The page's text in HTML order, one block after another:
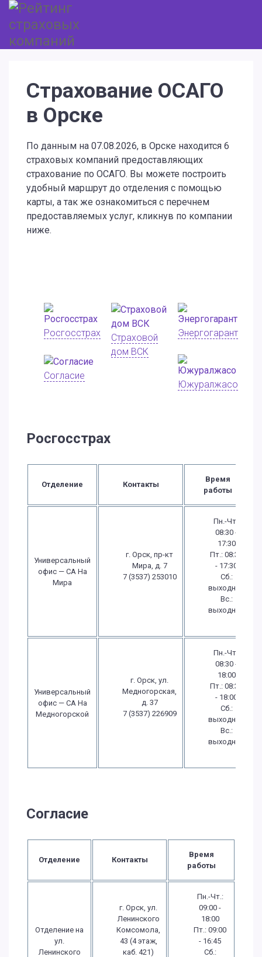
Страхование ОСАГО
в Орске
По данным на 07.08.2026, в Орске находится 6
страховых компаний предоставляющих
страхование по ОСАГО. Вы можете построить
удобный маршрут до отделения с помощью
карты, а так же ознакомиться с перечнем
предоставляемых услуг, кликнув по компании
ниже.
Росгосстрах
Согласие
Страховой
дом ВСК
Энергогарант
Южуралжасо
Росгосстрах
Отделение Контакты
Время
работы
Универсальный
офис — СА На
Мира
г. Орск, пр-кт
Мира, д. 7
7 (3537) 253010
Пн.-Чт.:
08:30 -
17:30
Пт.: 08:30
- 17:30
Сб.:
выходной
Вс.:
выходной
Универсальный
офис — СА На
Медногорской
г. Орск, ул.
Медногорская,
д. 37
7 (3537) 226909
Пн.-Чт.:
08:30 -
18:00
Пт.: 08:30
- 18:00
Сб.:
выходной
Вс.:
выходной
Согласие
Отделение Контакты
Время
работы
Отделение на
ул.
Ленинского
г. Орск, ул.
Ленинского
Комсомола,
43 (4 этаж,
каб. 421)
Пн.-Чт.:
09:00 -
18:00
Пт.: 09:00
- 16:45
Сб.: